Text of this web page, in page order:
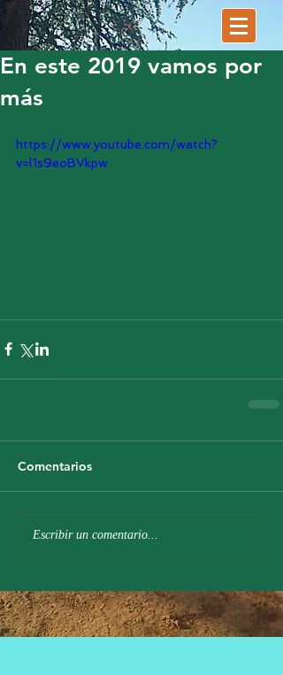
En este 2019 vamos por
más
https://www.youtube.com/watch?
v=l1s9eoBVkpw
Comentarios
Escribir un comentario...